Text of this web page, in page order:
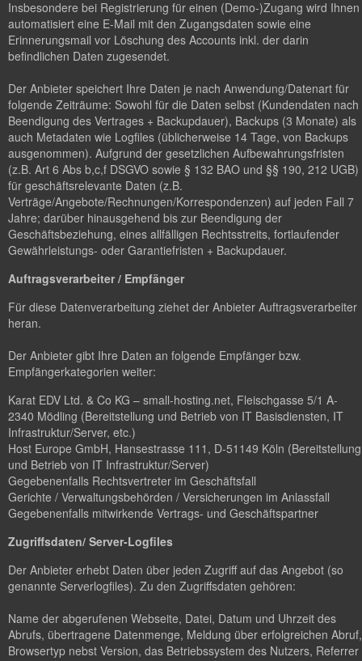
Insbesondere bei Registrierung für einen (Demo-)Zugang wird Ihnen
automatisiert eine E-Mail mit den Zugangsdaten sowie eine
Erinnerungsmail vor Löschung des Accounts inkl. der darin
befindlichen Daten zugesendet.
Der Anbieter speichert Ihre Daten je nach Anwendung/Datenart für
folgende Zeiträume: Sowohl für die Daten selbst (Kundendaten nach
Beendigung des Vertrages + Backupdauer), Backups (3 Monate) als
auch Metadaten wie Logfiles (üblicherweise 14 Tage, von Backups
ausgenommen). Aufgrund der gesetzlichen Aufbewahrungsfristen
(z.B. Art 6 Abs b,c,f DSGVO sowie § 132 BAO und §§ 190, 212 UGB)
für geschäftsrelevante Daten (z.B.
Verträge/Angebote/Rechnungen/Korrespondenzen) auf jeden Fall 7
Jahre; darüber hinausgehend bis zur Beendigung der
Geschäftsbeziehung, eines allfälligen Rechtsstreits, fortlaufender
Gewährleistungs- oder Garantiefristen + Backupdauer.
Auftragsverarbeiter / Empfänger
Für diese Datenverarbeitung ziehet der Anbieter Auftragsverarbeiter
heran.
Der Anbieter gibt Ihre Daten an folgende Empfänger bzw.
Empfängerkategorien weiter:
Karat EDV Ltd. & Co KG – small-hosting.net, Fleischgasse 5/1 A-
2340 Mödling (Bereitstellung und Betrieb von IT Basisdiensten, IT
Infrastruktur/Server, etc.)
Host Europe GmbH, Hansestrasse 111, D-51149 Köln (Bereitstellung
und Betrieb von IT Infrastruktur/Server)
Gegebenenfalls Rechtsvertreter im Geschäftsfall
Gerichte / Verwaltungsbehörden / Versicherungen im Anlassfall
Gegebenenfalls mitwirkende Vertrags- und Geschäftspartner
Zugriffsdaten/ Server-Logfiles
Der Anbieter erhebt Daten über jeden Zugriff auf das Angebot (so
genannte Serverlogfiles). Zu den Zugriffsdaten gehören:
Name der abgerufenen Webseite, Datei, Datum und Uhrzeit des
Abrufs, übertragene Datenmenge, Meldung über erfolgreichen Abruf,
Browsertyp nebst Version, das Betriebssystem des Nutzers, Referrer